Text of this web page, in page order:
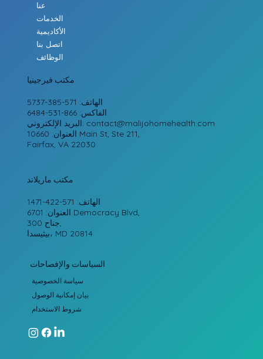
عنا
الخدمات
الأكاديمية
اتصل بنا
الوظائف
مكتب فيرجينيا
الهاتف: 571-385-5737
الفاكس: 866-531-6484
البريد الإلكتروني: contact@malijohomehealth.com
العنوان: 10660 Main St, Ste 211,
Fairfax, VA 22030
مكتب ماريلاند
الهاتف: 571-422-1471
العنوان: 6701 Democracy Blvd,
جناح 300,
بيثيسدا، MD 20814
السياسات والإفصاحات
سياسة الخصوصية
بيان إمكانية الوصول
شروط الاستخدام